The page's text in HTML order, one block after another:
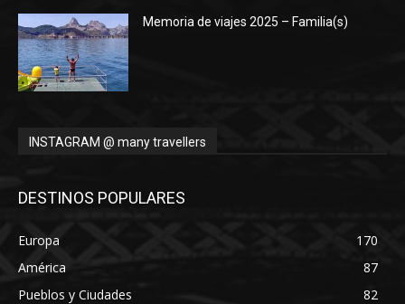
Memoria de viajes 2025 – Familia(s)
INSTAGRAM @ many travellers
DESTINOS POPULARES
Europa
170
América
87
Pueblos y Ciudades
82